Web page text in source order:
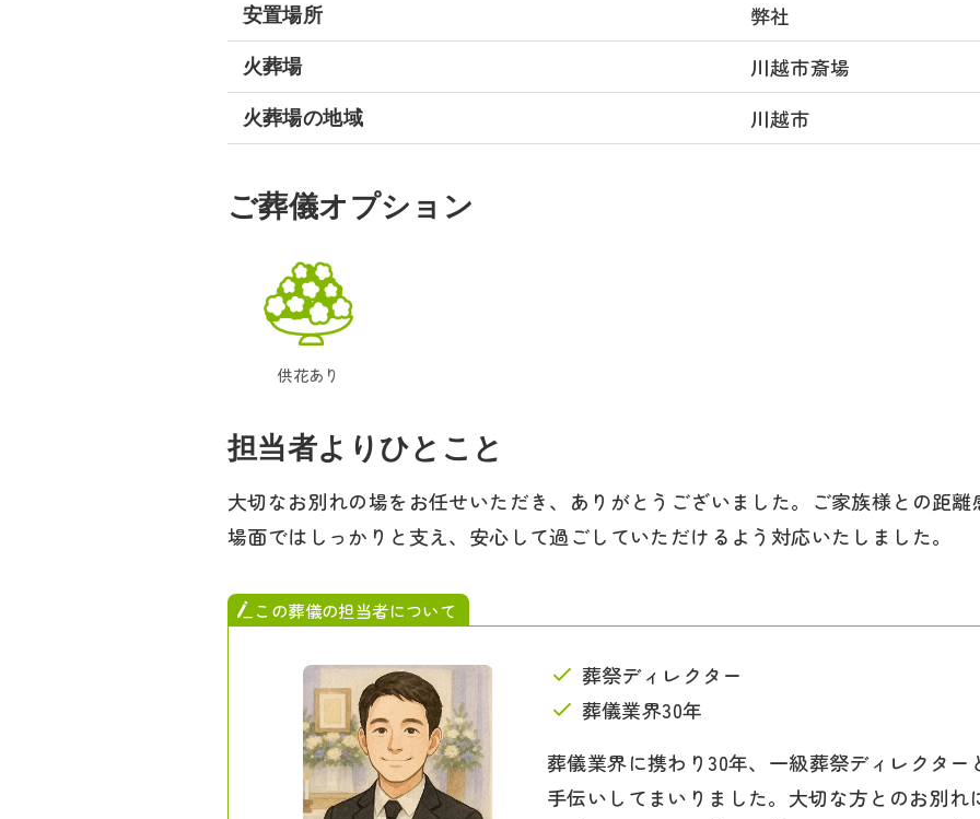
安置場所 弊社
火葬場 川越市斎場
火葬場の地域 川越市
ご葬儀オプション
供花あり
担当者よりひとこと
大切なお別れの場をお任せいただき、ありがとうございました。ご家族様との距
場面ではしっかりと支え、安心して過ごしていただけるよう対応いたしました。
この葬儀の担当者について
葬祭ディレクター
葬儀業界30年
葬儀業界に携わり30年、一級葬祭ディレクタ
手伝いしてまいりました。大切な方とのお別